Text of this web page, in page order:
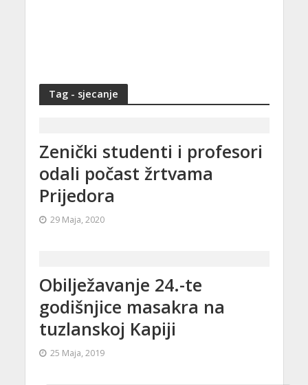
Tag - sjecanje
Zenički studenti i profesori
odali počast žrtvama
Prijedora
29 Maja, 2020
Obilježavanje 24.-te
godišnjice masakra na
tuzlanskoj Kapiji
25 Maja, 2019